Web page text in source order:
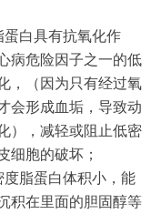
白具有抗氧化作
病危险因子之一的低
，（因为只有经过氧
会形成血垢，导致动
），减轻或阻止低密
细胞的破坏；
脂蛋白体积小，能
积在里面的胆固醇等